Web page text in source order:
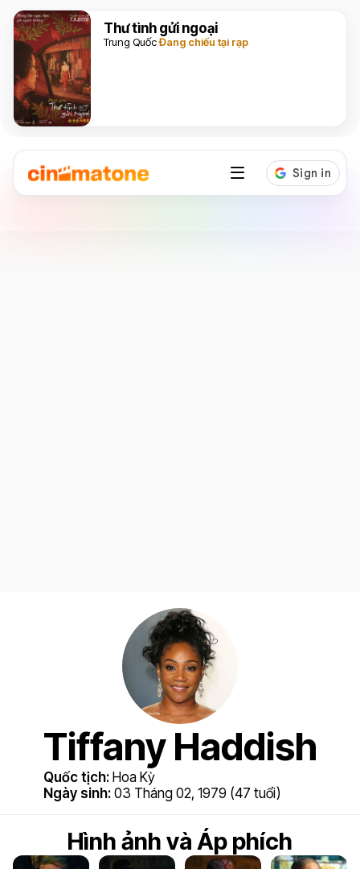
Thư tình gửi ngoại
Trung QuốcĐang chiếu tại rạp
Tiffany Haddish
Quốc tịch: Hoa Kỳ
Ngày sinh: 03 Tháng 02, 1979 (47 tuổi)
Hình ảnh và Áp phích